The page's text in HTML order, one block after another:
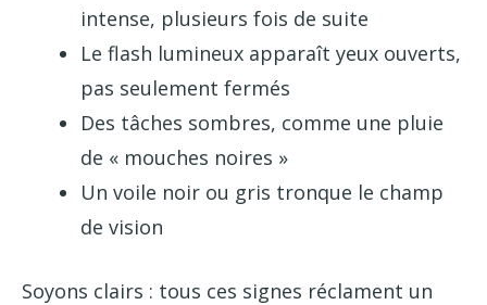
intense, plusieurs fois de suite
Le flash lumineux apparaît yeux ouverts,
pas seulement fermés
Des tâches sombres, comme une pluie
de « mouches noires »
Un voile noir ou gris tronque le champ
de vision
Soyons clairs : tous ces signes réclament un